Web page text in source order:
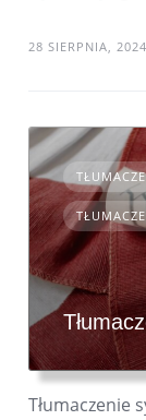
28 SIERPNIA, 2024
Tłumaczenie